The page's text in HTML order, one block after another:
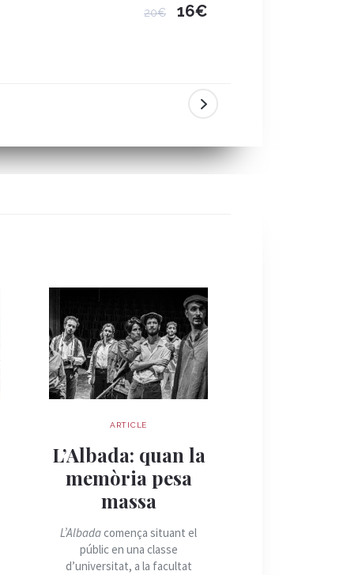
20€ 16€
ARTICLE
L’Albada: quan la
memòria pesa
massa
L’Albadacomença situant el
públic en una classe
d’universitat, a la facultat